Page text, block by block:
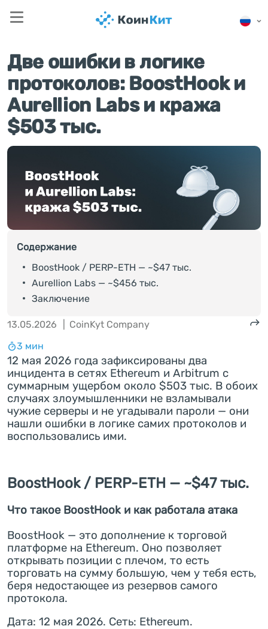
Две ошибки в логике
протоколов: BoostHook и
Aurellion Labs и кража
$503 тыс.
Содержание
BoostHook / PERP-ETH — ~$47 тыс.
Aurellion Labs — ~$456 тыс.
Заключение
13.05.2026
CoinKyt Company
3 мин
12 мая 2026 года зафиксированы два
инцидента в сетях Ethereum и Arbitrum с
суммарным ущербом около $503 тыс. В обоих
случаях злоумышленники не взламывали
чужие серверы и не угадывали пароли — они
нашли ошибки в логике самих протоколов и
воспользовались ими.
BoostHook / PERP-ETH — ~$47 тыс.
Что такое BoostHook и как работала атака
BoostHook — это дополнение к торговой
платформе на Ethereum. Оно позволяет
открывать позиции с плечом, то есть
торговать на сумму большую, чем у тебя есть,
беря недостающее из резервов самого
протокола.
Дата: 12 мая 2026. Сеть: Ethereum.